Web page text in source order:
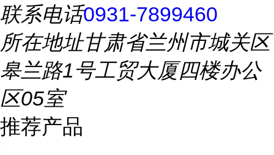
联系电话0931-7899460
所在地址甘肃省兰州市城关区
皋兰路1号工贸大厦四楼办公
区05室
推荐产品